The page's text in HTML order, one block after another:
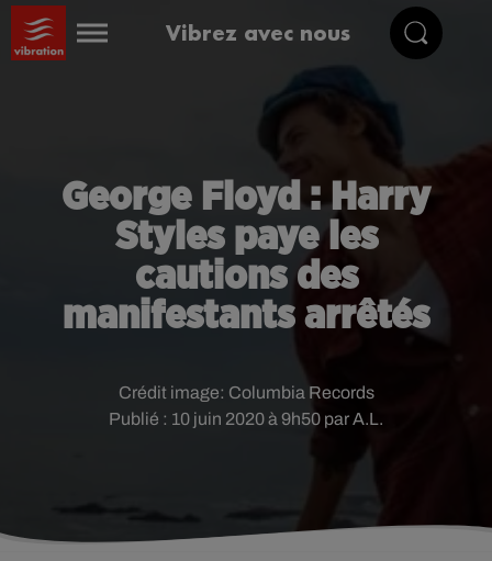
Vibrez avec nous
George Floyd : Harry
Styles paye les
cautions des
manifestants arrêtés
Publié : 10 juin 2020 à 9h50 par A.L.
Crédit image: Columbia Records